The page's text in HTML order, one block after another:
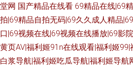
堂网 国产精品在线看 69精品在线|69
拍|69精品自拍无码|69久久成人精品
口|69视频在线|69视频在线播放|69影
黄页AV|福利姬91n在线观看|福利姬
白浆导航|福利姬吃瓜导航|福利姬导航